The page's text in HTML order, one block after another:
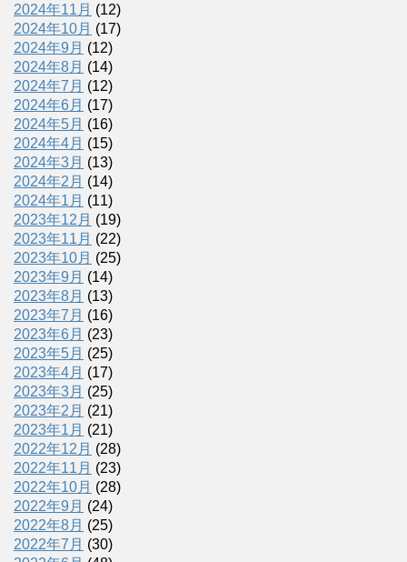
2024年11月 (12)
2024年10月 (17)
2024年9月 (12)
2024年8月 (14)
2024年7月 (12)
2024年6月 (17)
2024年5月 (16)
2024年4月 (15)
2024年3月 (13)
2024年2月 (14)
2024年1月 (11)
2023年12月 (19)
2023年11月 (22)
2023年10月 (25)
2023年9月 (14)
2023年8月 (13)
2023年7月 (16)
2023年6月 (23)
2023年5月 (25)
2023年4月 (17)
2023年3月 (25)
2023年2月 (21)
2023年1月 (21)
2022年12月 (28)
2022年11月 (23)
2022年10月 (28)
2022年9月 (24)
2022年8月 (25)
2022年7月 (30)